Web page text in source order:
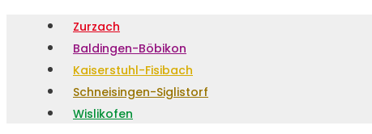
Zurzach
Baldingen-Böbikon
Kaiserstuhl-Fisibach
Schneisingen-Siglistorf
Wislikofen